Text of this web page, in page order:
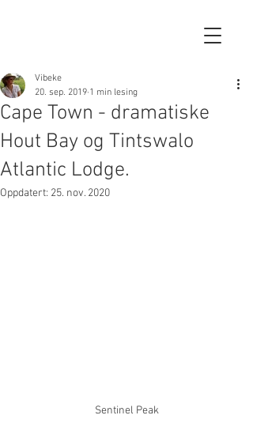
Cape Town - dramatiske
Hout Bay og Tintswalo
Atlantic Lodge.
Vibeke
20. sep. 2019 1 min lesing
Oppdatert: 25. nov. 2020
Sentinel Peak